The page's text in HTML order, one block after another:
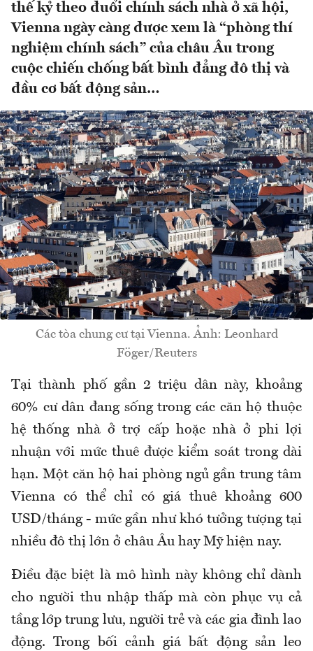
thế kỷ theo đuổi chính sách nhà ở xã hội,
Vienna ngày càng được xem là “phòng thí
nghiệm chính sách” của châu Âu trong
cuộc chiến chống bất bình đẳng đô thị và
đầu cơ bất động sản…
Các tòa chung cư tại Vienna. Ảnh: Leonhard
Föger/Reuters
Tại thành phố gần 2 triệu dân này, khoảng
60% cư dân đang sống trong các căn hộ thuộc
hệ thống nhà ở trợ cấp hoặc nhà ở phi lợi
nhuận với mức thuê được kiểm soát trong dài
hạn. Một căn hộ hai phòng ngủ gần trung tâm
Vienna có thể chỉ có giá thuê khoảng 600
USD/tháng - mức gần như khó tưởng tượng tại
nhiều đô thị lớn ở châu Âu hay Mỹ hiện nay.
Điều đặc biệt là mô hình này không chỉ dành
cho người thu nhập thấp mà còn phục vụ cả
tầng lớp trung lưu, người trẻ và các gia đình lao
động. Trong bối cảnh giá bất động sản leo